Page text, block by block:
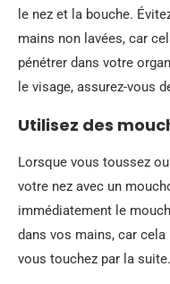
le nez et la bouche.
mains non lavées, car
pénétrer dans votre
le visage, assurez-vous
Utilisez des
Lorsque vous toussez
votre nez avec un
immédiatement le
dans vos mains, car
vous touchez par la suite.